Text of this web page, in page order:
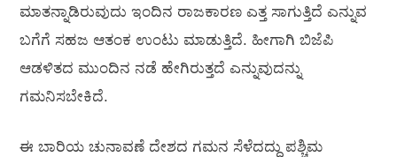
ಮಾತನ್ನಾಡಿರುವುದು ಇಂದಿನ ರಾಜಕಾರಣ ಎತ್ತ ಸಾಗುತ್ತಿದೆ ಎನ್ನುವ
ಬಗೆಗೆ ಸಹಜ ಆತಂಕ ಉಂಟು ಮಾಡುತ್ತಿದೆ. ಹೀಗಾಗಿ ಬಿಜೆಪಿ
ಆಡಳಿತದ ಮುಂದಿನ ನಡೆ ಹೇಗಿರುತ್ತದೆ ಎನ್ನುವುದನ್ನು
ಗಮನಿಸಬೇಕಿದೆ.
ಈ ಬಾರಿಯ ಚುನಾವಣೆ ದೇಶದ ಗಮನ ಸೆಳೆದದ್ದು ಪಶ್ಚಿಮ